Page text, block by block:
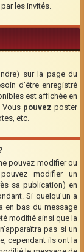
les invités.
sur la page du
d’être enregistré
est affichée en
Vous pouvez poster
etc.
pouvez modifier ou
modifier un
sa publication) en
Si quelqu’un a
en bas du message
modifié ainsi que la
pas si un
cependant ils ont la